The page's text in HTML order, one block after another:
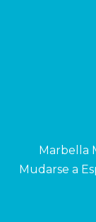
Marbella
Mudarse a